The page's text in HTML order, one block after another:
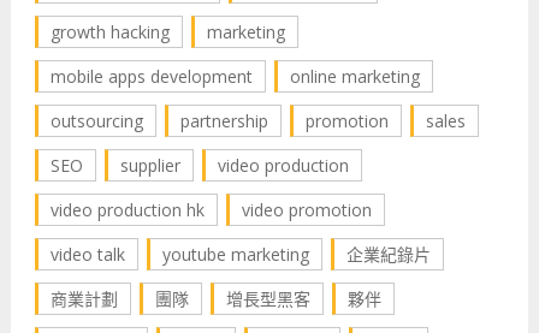
growth hacking
marketing
mobile apps development
online marketing
outsourcing
partnership promotion
sales
SEO
supplier
video production
video production hk
video promotion
video talk
youtube marketing
企業紀錄片
商業計劃
團隊 增長型黑客
夥伴